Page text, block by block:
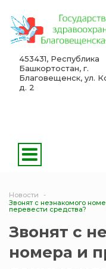
453431, Республика
Башкортостан, г.
Благовещенск, ул.
д. 2
Новости
Звонят с незнакомого
перевести средства?
Звонят с
номера и